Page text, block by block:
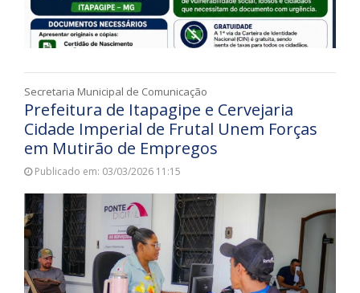
Secretaria Municipal de Comunicação
Prefeitura de Itapagipe e Cervejaria
Cidade Imperial de Frutal Unem Forças
em Mutirão de Empregos
Publicado em: 03/03/2026 11:15